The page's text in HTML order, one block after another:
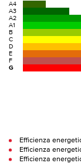
A4
A3
A2
A1
B
C
D
E
F
G
Efficienza
Efficienza
Efficienza